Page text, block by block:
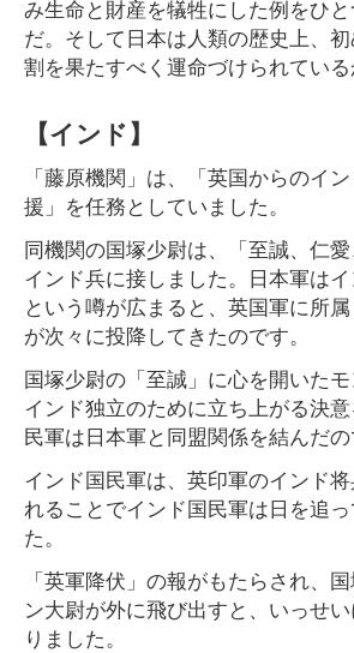
み生命と財産を犠牲にした例をひ
だ。そして日本は人類の歴史上、
割を果たすべく運命づけられている
【インド】
「藤原機関」は、「英国からのイ
援」を任務としていました。
同機関の国塚少尉は、「至誠、仁
インド兵に接しました。日本軍は
という噂が広まると、英国軍に所
が次々に投降してきたのです。
国塚少尉の「至誠」に心を開いたモ
インド独立のために立ち上がる決
民軍は日本軍と同盟関係を結んだの
インド国民軍は、英印軍のインド
れることでインド国民軍は日を追
た。
「英軍降伏」の報がもたらされ、
ン大尉が外に飛び出すと、いっせ
りました。